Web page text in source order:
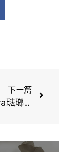
下一篇
日本Takara琺瑯廚具 Edel系列 2